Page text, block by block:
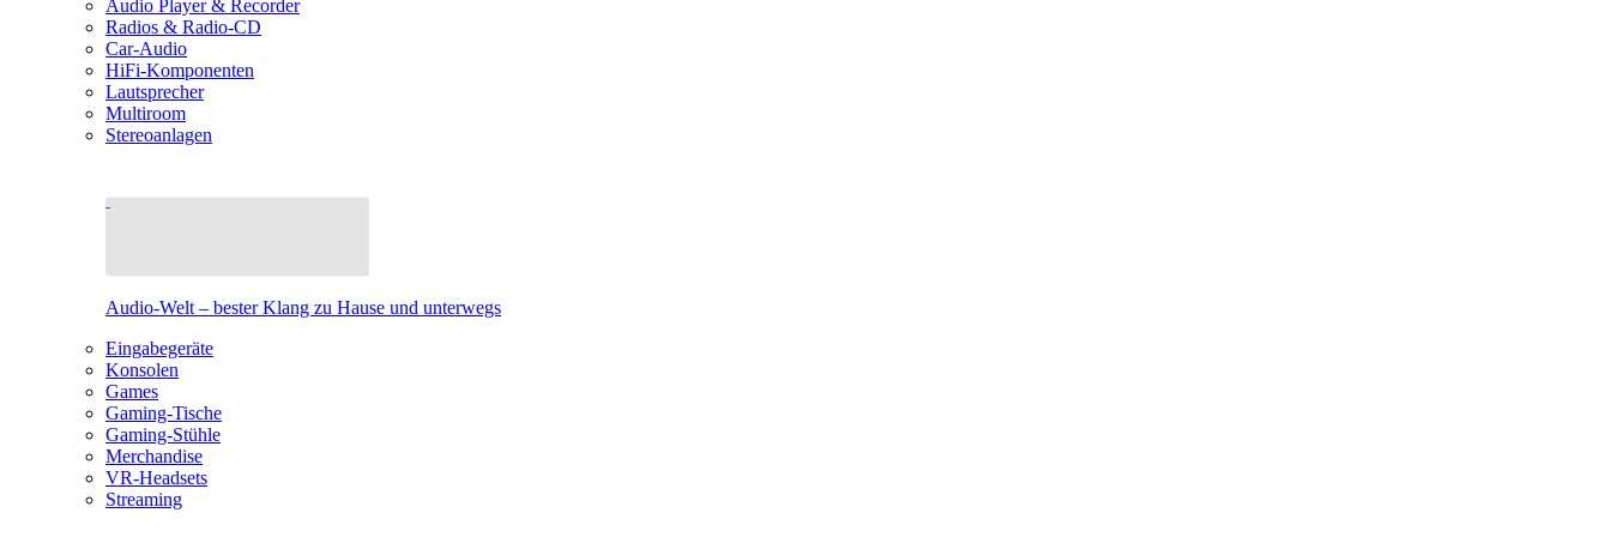
Audio Player & Recorder
Radios & Radio-CD
Car-Audio
HiFi-Komponenten
Lautsprecher
Multiroom
Stereoanlagen
Audio-Welt – bester Klang zu Hause und unterwegs
Eingabegeräte
Konsolen
Games
Gaming-Tische
Gaming-Stühle
Merchandise
VR-Headsets
Streaming